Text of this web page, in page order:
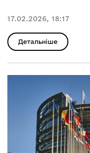
17.02.2026, 18:17
Детальніше